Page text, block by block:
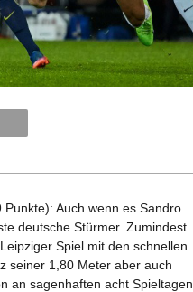
Auch wenn es Sandro
deutsche Stürmer. Zumindest
Spiel mit den schnellen
seiner 1,80 Meter aber auch
an sagenhaften acht Spieltagen